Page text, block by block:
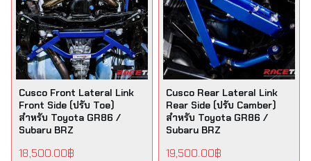
Cusco Front Lateral Link
Front Side (ปรับ Toe)
สำหรับ Toyota GR86 /
Subaru BRZ
18,500.00฿
Cusco Rear Lateral Link
Rear Side (ปรับ Camber)
สำหรับ Toyota GR86 /
Subaru BRZ
19,500.00฿